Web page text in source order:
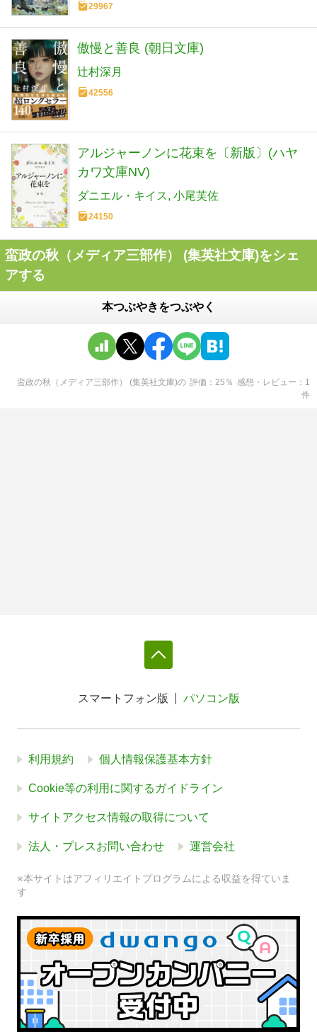
29967
傲慢と善良 (朝日文庫)
辻村深月
42556
アルジャーノンに花束を〔新版〕(ハヤ
カワ文庫NV)
ダニエル・キイス 小尾芙佐
24150
蛮政の秋（メディア三部作） (集英社文庫)をシェ
アする
本つぶやきをつぶやく
蛮政の秋（メディア三部作） (集英社文庫)の 評価 25 ％ 感想・レビュー
1
件
スマートフォン版 パソコン版
利用規約 個人情報保護基本方針
Cookie等の利用に関するガイドライン
サイトアクセス情報の取得について
法人・プレスお問い合わせ 運営会社
※本サイトはアフィリエイトプログラムによる収益を得ていま
す